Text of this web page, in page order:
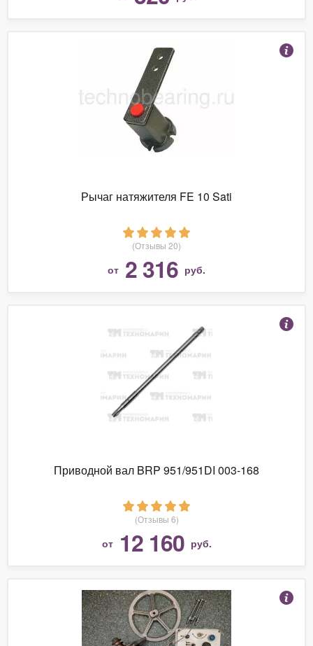
Рычаг натяжителя FE 10 Sati
(Отзывы 20)
от 2 316 руб.
Приводной вал BRP 951/951DI 003-168
(Отзывы 6)
от 12 160 руб.